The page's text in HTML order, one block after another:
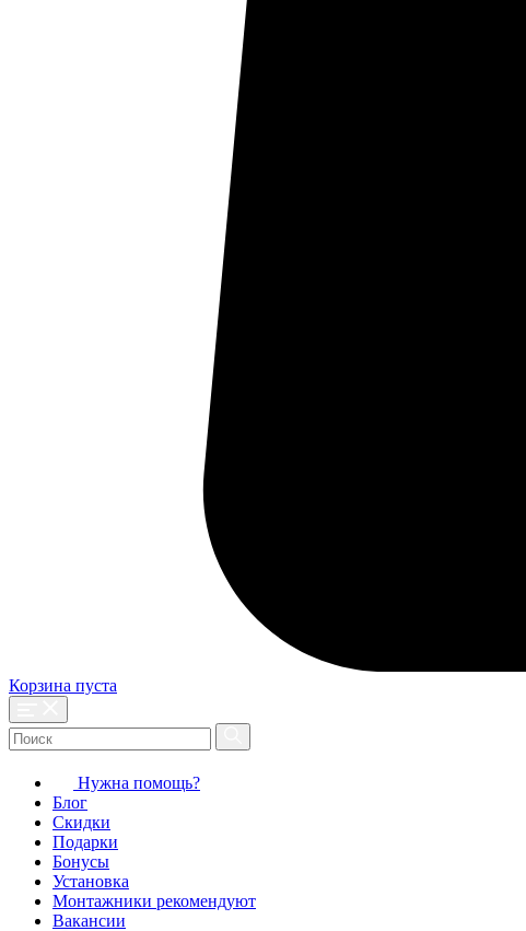
Корзина пуста
Нужна помощь?
Блог
Скидки
Подарки
Бонусы
Установка
Монтажники рекомендуют
Вакансии